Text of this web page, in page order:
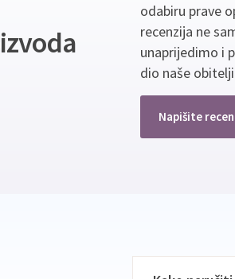
odabiru prave
recenzija ne
unaprijedimo i
dio naše
Napišite